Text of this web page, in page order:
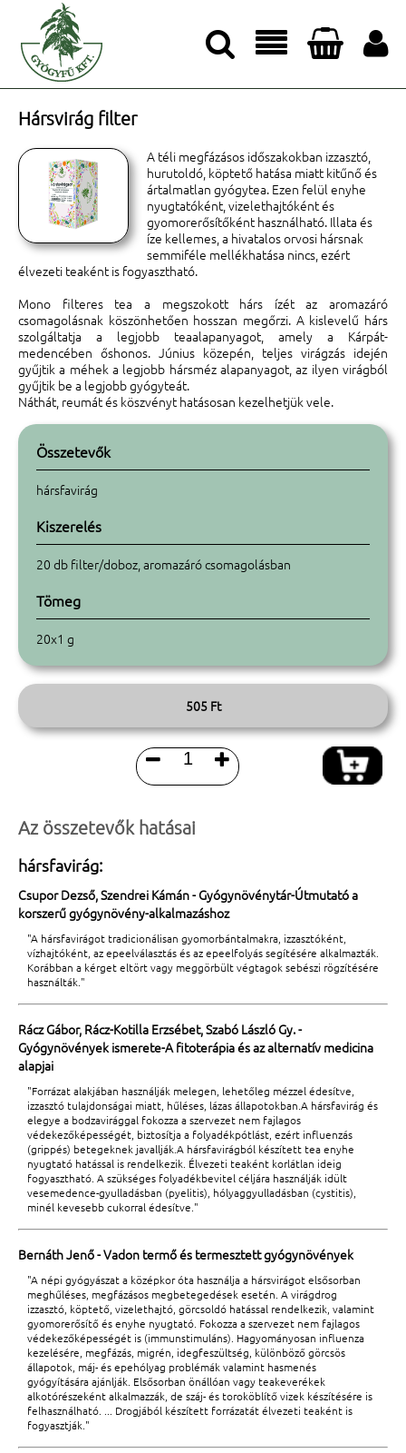




Hársvirág filter
A téli megfázásos időszakokban izzasztó,
hurutoldó, köptető hatása miatt kitűnő és
ártalmatlan gyógytea. Ezen felül enyhe
nyugtatóként, vizelethajtóként és
gyomorerősítőként használható. Illata és
íze kellemes, a hivatalos orvosi hársnak
semmiféle mellékhatása nincs, ezért
élvezeti teaként is fogyasztható.
Mono filteres tea a megszokott hárs ízét az aromazáró
csomagolásnak köszönhetően hosszan megőrzi. A kislevelű hárs
szolgáltatja a legjobb teaalapanyagot, amely a Kárpát-
medencében őshonos. Június közepén, teljes virágzás idején
gyűjtik a méhek a legjobb hársméz alapanyagot, az ilyen virágból
gyűjtik be a legjobb gyógyteát.
Náthát, reumát és köszvényt hatásosan kezelhetjük vele.
Összetevők
hársfavirág
Kiszerelés
20 db filter/doboz, aromazáró csomagolásban
Tömeg
20x1 g
505 Ft
 
Az összetevők hatásai
hársfavirág:
Csupor Dezső, Szendrei Kámán - Gyógynövénytár-Útmutató a
korszerű gyógynövény-alkalmazáshoz
"A hársfavirágot tradicionálisan gyomorbántalmakra, izzasztóként,
vízhajtóként, az epeelválasztás és az epeelfolyás segítésére alkalmazták.
Korábban a kérget eltört vagy meggörbült végtagok sebészi rögzítésére
használták."
Rácz Gábor, Rácz-Kotilla Erzsébet, Szabó László Gy. -
Gyógynövények ismerete-A fitoterápia és az alternatív medicina
alapjai
"Forrázat alakjában használják melegen, lehetőleg mézzel édesítve,
izzasztó tulajdonságai miatt, hűléses, lázas állapotokban.A hársfavirág és
elegye a bodzavirággal fokozza a szervezet nem fajlagos
védekezőképességét, biztosítja a folyadékpótlást, ezért influenzás
(grippés) betegeknek javallják.A hársfavirágból készített tea enyhe
nyugtató hatással is rendelkezik. Élvezeti teaként korlátlan ideig
fogyasztható. A szükséges folyadékbevitel céljára használják idült
vesemedence-gyulladásban (pyelitis), hólyaggyulladásban (cystitis),
minél kevesebb cukorral édesítve."
Bernáth Jenő - Vadon termő és termesztett gyógynövények
"A népi gyógyászat a középkor óta használja a hársvirágot elsősorban
meghűléses, megfázásos megbetegedések esetén. A virágdrog
izzasztó, köptető, vizelethajtó, görcsoldó hatással rendelkezik, valamint
gyomorerősítő és enyhe nyugtató. Fokozza a szervezet nem fajlagos
védekezőképességét is (immunstimuláns). Hagyományosan influenza
kezelésére, megfázás, migrén, idegfeszültség, különböző görcsös
állapotok, máj- és epehólyag problémák valamint hasmenés
gyógyítására ajánlják. Elsősorban önállóan vagy teakeverékek
alkotórészeként alkalmazzák, de száj- és toroköblítő vizek készítésére is
felhasználható. ... Drogjából készített forrázatát élvezeti teaként is
fogyasztják."